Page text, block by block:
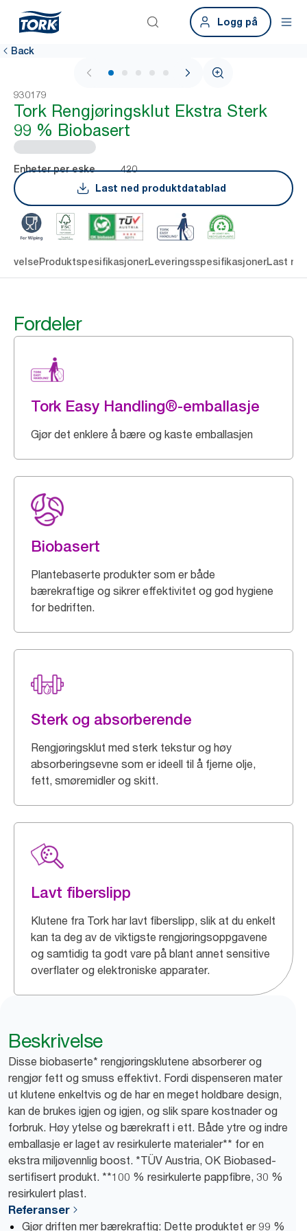
Logg på
Back
1 / 5
930179
Tork Rengjøringsklut Ekstra Sterk
99 % Biobasert
Enheter per eske
420
Last ned produktdatablad
ProduktspesifikasjonerLeveringsspesifikasjonerLast
Fordeler
Tork Easy Handling®-emballasje
Gjør det enklere å bære og kaste emballasjen
Biobasert
Plantebaserte produkter som er både
bærekraftige og sikrer effektivitet og god hygiene
for bedriften.
Sterk og absorberende
Rengjøringsklut med sterk tekstur og høy
absorberingsevne som er ideell til å fjerne olje,
fett, smøremidler og skitt.
Lavt fiberslipp
Klutene fra Tork har lavt fiberslipp, slik at du enkelt
kan ta deg av de viktigste rengjøringsoppgavene
og samtidig ta godt vare på blant annet sensitive
overflater og elektroniske apparater.
Beskrivelse
Disse biobaserte* rengjøringsklutene absorberer og
rengjør fett og smuss effektivt. Fordi dispenseren mater
ut klutene enkeltvis og de har en meget holdbare design,
kan de brukes igjen og igjen, og slik spare kostnader og
forbruk. Høy ytelse og bærekraft i ett. Både ytre og indre
emballasje er laget av resirkulerte materialer** for en
ekstra miljøvennlig boost. *TÜV Austria, OK Biobased-
sertifisert produkt. **100 % resirkulerte pappfibre, 30 %
resirkulert plast.
Referanser
Gjør driften mer bærekraftig: Dette produktet er 99 %